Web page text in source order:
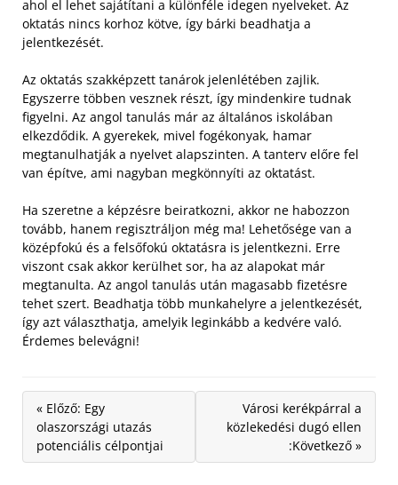
ahol el lehet sajátítani a különféle idegen nyelveket. Az
oktatás nincs korhoz kötve, így bárki beadhatja a
jelentkezését.
Az oktatás szakképzett tanárok jelenlétében zajlik.
Egyszerre többen vesznek részt, így mindenkire tudnak
figyelni. Az angol tanulás már az általános iskolában
elkezdődik. A gyerekek, mivel fogékonyak, hamar
megtanulhatják a nyelvet alapszinten. A tanterv előre fel
van építve, ami nagyban megkönnyíti az oktatást.
Ha szeretne a képzésre beiratkozni, akkor ne habozzon
tovább, hanem regisztráljon még ma! Lehetősége van a
középfokú és a felsőfokú oktatásra is jelentkezni. Erre
viszont csak akkor kerülhet sor, ha az alapokat már
megtanulta. Az angol tanulás után magasabb fizetésre
tehet szert. Beadhatja több munkahelyre a jelentkezését,
így azt választhatja, amelyik leginkább a kedvére való.
Érdemes belevágni!
« Előző: Egy
olaszországi utazás
potenciális célpontjai
Városi kerékpárral a
közlekedési dugó ellen
:Következő »